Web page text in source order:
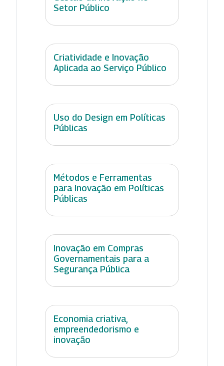
Setor Público
Criatividade e Inovação
Aplicada ao Serviço Público
Uso do Design em Políticas
Públicas
Métodos e Ferramentas
para Inovação em Políticas
Públicas
Inovação em Compras
Governamentais para a
Segurança Pública
Economia criativa,
empreendedorismo e
inovação